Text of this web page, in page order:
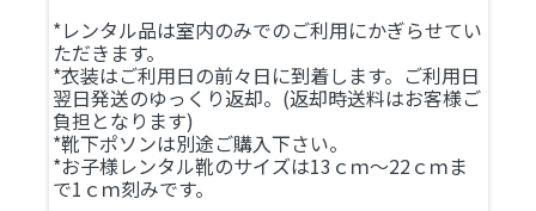
*レンタル品は室内のみでのご利用にかぎらせてい
ただきます。
*衣装はご利用日の前々日に到着します。ご利用日
翌日発送のゆっくり返却。(返却時送料はお客様ご
負担となります)
*靴下ポソンは別途ご購入下さい。
*お子様レンタル靴のサイズは13ｃｍ～22ｃｍま
で1ｃｍ刻みです。